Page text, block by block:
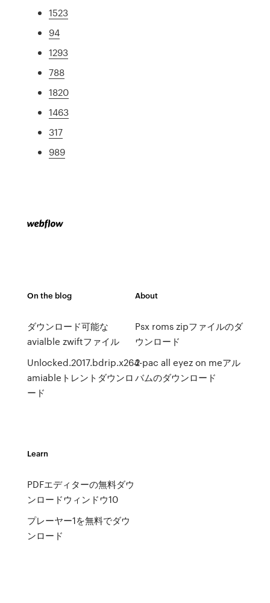
1523
94
1293
788
1820
1463
317
989
On the blog
ダウンロード可能な
avialble zwiftファイル
Unlocked.2017.bdrip.x264-
amiableトレントダウンロ
ード
About
Psx roms zipファイルのダ
ウンロード
2 pac all eyez on meアル
バムのダウンロード
Learn
PDFエディターの無料ダウ
ンロードウィンドウ10
プレーヤー1を無料でダウ
ンロード